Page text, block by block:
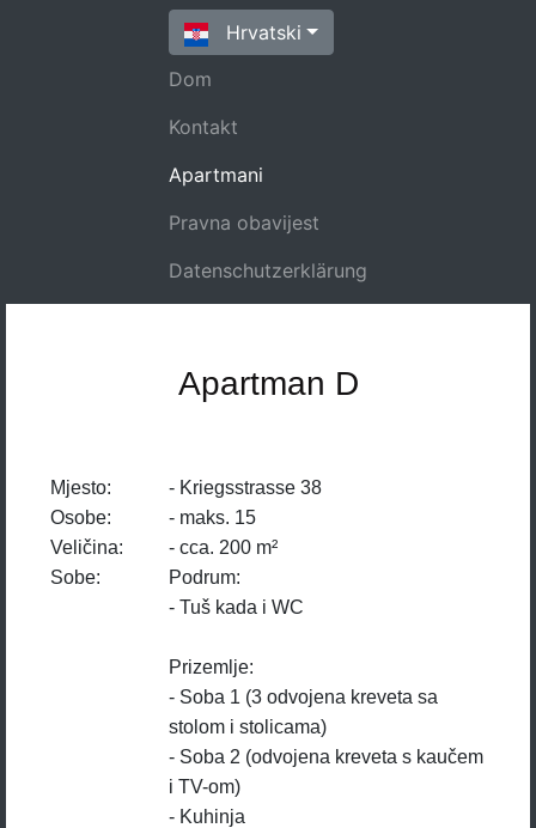
Hrvatski
Dom
Kontakt
Apartmani
Pravna obavijest
Datenschutzerklärung
Apartman D
Mjesto:
Osobe:
Veličina:
Sobe:
- Kriegsstrasse 38
- maks. 15
- cca. 200 m²
Podrum:
- Tuš kada i WC
Prizemlje:
- Soba 1 (3 odvojena kreveta sa
stolom i stolicama)
- Soba 2 (odvojena kreveta s kaučem
i TV-om)
- Kuhinja